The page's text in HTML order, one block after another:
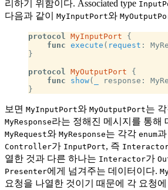
리하기 위함이다. Associated type
다음과 같이 MyInputPort와
protocol MyInputPort {
    func
execute ( request :
}
protocol MyOutputPort {
    func
show(
response:
}
보면 MyInputPort와 MyOutputPort는
MyResponse라는 정해진 메시지를 통해
MyRequest와 MyResponse는 각각 enum과
Controller가 InputPort, 즉
열한 것과 다른 하나는 Interactor가
Presenter에게 넘겨주는 데이터이다.
요청을 나열한 것이기 때문에 각 요청에